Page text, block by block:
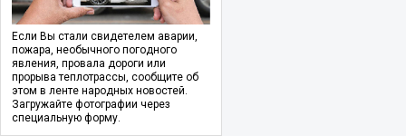
Если Вы стали свидетелем аварии,
пожара, необычного погодного
явления, провала дороги или
прорыва теплотрассы, сообщите об
этом в ленте народных новостей.
Загружайте фотографии через
специальную форму.